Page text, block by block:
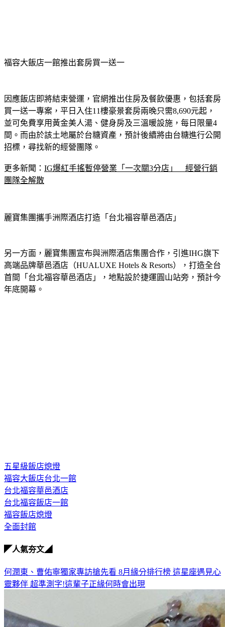
福容大飯店一館推出套房買一送一
因應飯店即將結束營運，官網推出住房及餐飲優惠，包括套房
買一送一專案，平日入住11樓豪景套房兩晚只需8,690元起，
並可免費享用黃金美人湯、健身房及三溫暖設施，每日限量4
間。而由於該土地屬於台糖資產，預計後續將由台糖進行公開
招標，尋找新的經營團隊。
更多新聞： IG爆紅手搖暫停營業「一次關3分店」　經營行銷
團隊全解散
麗寶集團攜手洲際酒店打造「台北福容華邑酒店」
另一方面，麗寶集團宣布與洲際酒店集團合作，引進IHG旗下
高端品牌華邑酒店（HUALUXE Hotels & Resorts），打造全台
首間「台北福容華邑酒店」，地點設於捷運圓山站旁，預計今
年底開幕。
五星級飯店熄燈
福容大飯店台北一館
台北福容華邑酒店
台北福容飯店一館
福容飯店熄燈
全面封館
◤人氣夯文◢
何潤東、曹佑寧獨家專訪搶先看 8月緣分排行榜 這星座遇見心
靈夥伴 超準測字!這輩子正緣何時會出現